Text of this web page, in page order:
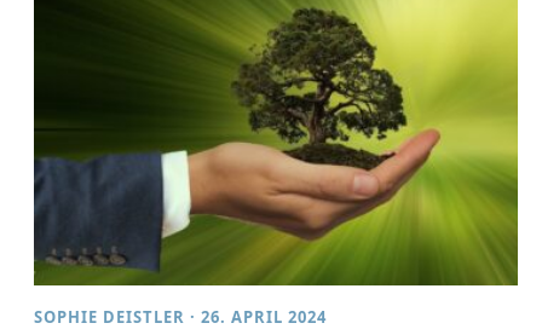
SOPHIE DEISTLER ·26. APRIL 2024